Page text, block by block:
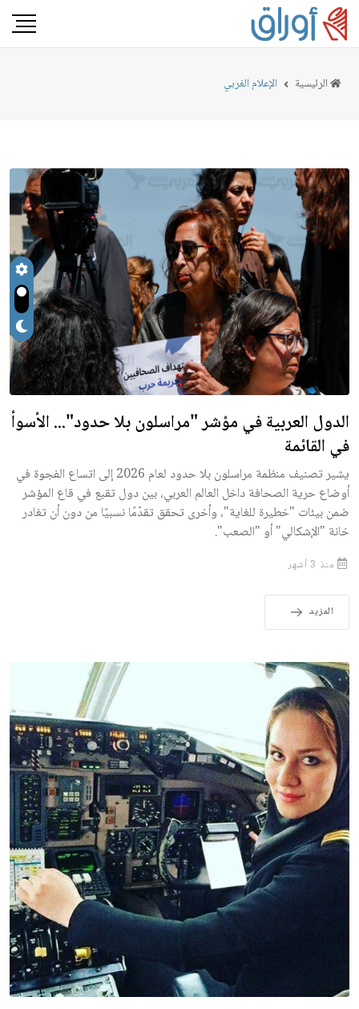
الرئيسية الإعلام الغربي
الدول العربية في مؤشر "مراسلون بلا حدود"... الأسوأ
في القائمة
يشير تصنيف منظمة مراسلون بلا حدود لعام 2026 إلى اتساع الفجوة في
أوضاع حرية الصحافة داخل العالم العربي، بين دول تقبع في قاع المؤشر
ضمن بيئات "خطيرة للغاية"، وأخرى تحقق تقدّمًا نسبيًا من دون أن تغادر
خانة "الإشكالي" أو "الصعب".
منذ 3 أشهر
المزيد